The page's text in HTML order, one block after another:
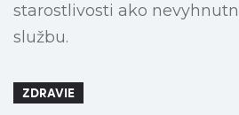
starostlivosti ako
službu.
ZDRAVIE